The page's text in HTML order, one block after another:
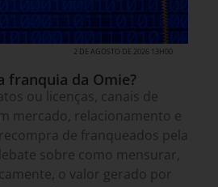
2 DE AGOSTO DE 2026 13H00
franquia da Omie?
ou licenças, canais de
mercado, relacionamento e
de franqueados pela
sobre como mensurar,
o valor gerado por